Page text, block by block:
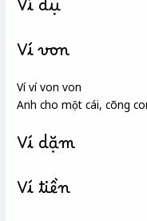
Ví dụ
Ví von
Ví ví von von
Anh cho một cái, cõng
Ví dặm
Ví tiền